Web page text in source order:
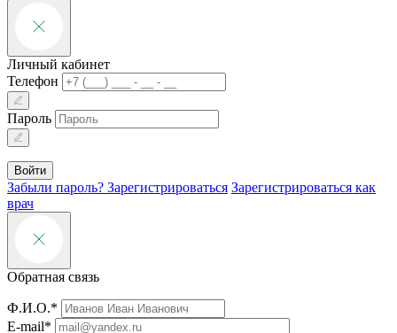
Личный кабинет
Телефон
Пароль
Войти
Забыли пароль? Зарегистрироваться Зарегистрироваться как
врач
Обратная связь
Ф.И.О.*
E-mail*